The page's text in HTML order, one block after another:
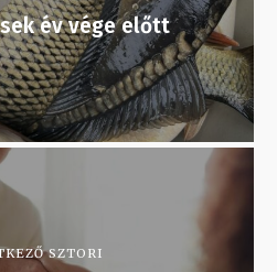
év vége előtt
SZTORI